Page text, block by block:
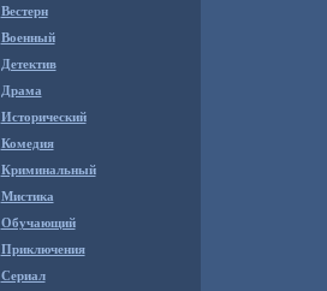
Вестерн
Военный
Детектив
Драма
Исторический
Комедия
Криминальный
Мистика
Обучающий
Приключения
Сериал